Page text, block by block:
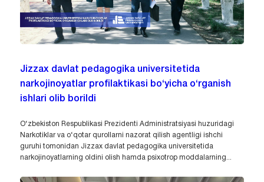
Jizzax davlat pedagogika universitetida
narkojinoyatlar profilaktikasi bo‘yicha o‘rganish
ishlari olib borildi
O‘zbekiston Respublikasi Prezidenti Administratsiyasi huzuridagi
Narkotiklar va o‘qotar qurollarni nazorat qilish agentligi ishchi
guruhi tomonidan Jizzax davlat pedagogika universitetida
narkojinoyatlarning oldini olish hamda psixotrop moddalarning...